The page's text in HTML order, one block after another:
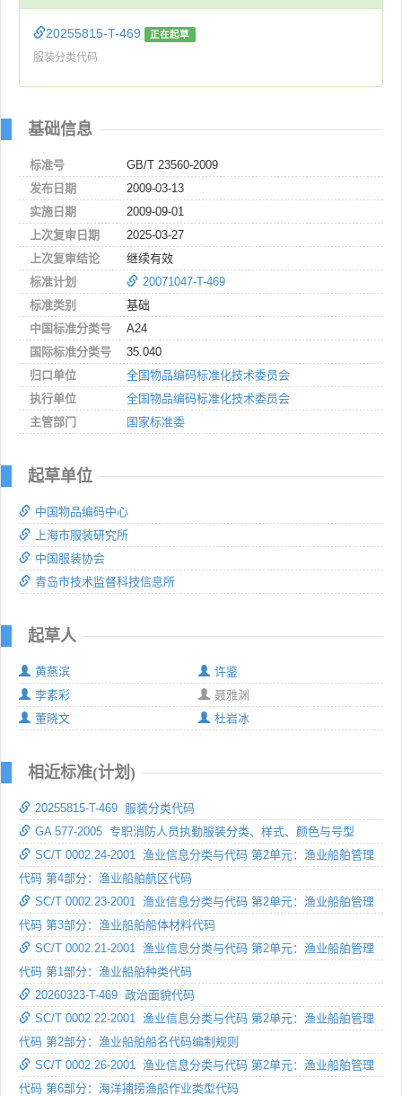
20255815-T-469 正在起草
服装分类代码
基础信息
标准号
GB/T 23560-2009
发布日期
2009-03-13
实施日期
2009-09-01
上次复审日期
2025-03-27
上次复审结论
继续有效
标准计划
20071047-T-469
标准类别
基础
中国标准分类号
A24
国际标准分类号
35.040
归口单位
全国物品编码标准化技术委员会
执行单位
全国物品编码标准化技术委员会
主管部门
国家标准委
起草单位
中国物品编码中心
上海市服装研究所
中国服装协会
青岛市技术监督科技信息所
起草人
黄燕滨
许鉴
李素彩
聂雅渊
董晓文
杜岩冰
相近标准(计划)
20255815-T-469 服装分类代码
GA 577-2005 专职消防人员执勤服装分类、样式、颜色与号型
SC/T 0002.24-2001 渔业信息分类与代码 第2单元：渔业船舶管理
代码 第4部分：渔业船舶航区代码
SC/T 0002.23-2001 渔业信息分类与代码 第2单元：渔业船舶管理
代码 第3部分：渔业船舶船体材料代码
SC/T 0002.21-2001 渔业信息分类与代码 第2单元：渔业船舶管理
代码 第1部分：渔业船舶种类代码
20260323-T-469 政治面貌代码
SC/T 0002.22-2001 渔业信息分类与代码 第2单元：渔业船舶管理
代码 第2部分：渔业船舶船名代码编制规则
SC/T 0002.26-2001 渔业信息分类与代码 第2单元：渔业船舶管理
代码 第6部分：海洋捕捞渔船作业类型代码